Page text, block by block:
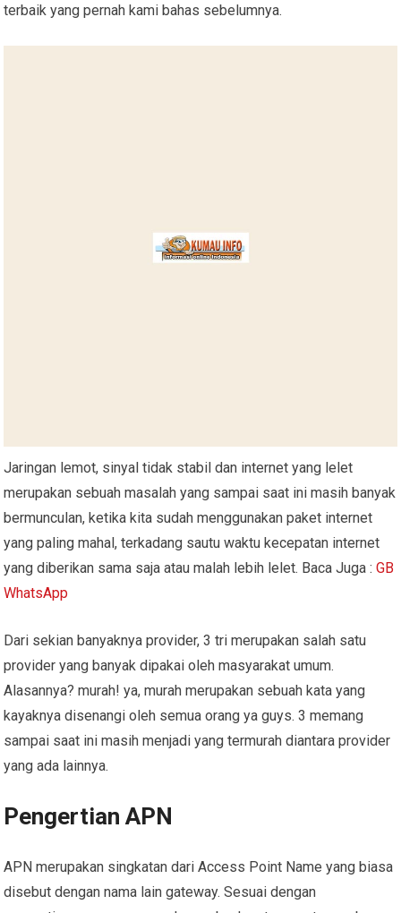
terbaik yang pernah kami bahas sebelumnya.
Jaringan lemot, sinyal tidak stabil dan internet yang lelet
merupakan sebuah masalah yang sampai saat ini masih banyak
bermunculan, ketika kita sudah menggunakan paket internet
yang paling mahal, terkadang sautu waktu kecepatan internet
yang diberikan sama saja atau malah lebih lelet. Baca Juga :GB
WhatsApp
Dari sekian banyaknya provider, 3 tri merupakan salah satu
provider yang banyak dipakai oleh masyarakat umum.
Alasannya? murah! ya, murah merupakan sebuah kata yang
kayaknya disenangi oleh semua orang ya guys. 3 memang
sampai saat ini masih menjadi yang termurah diantara provider
yang ada lainnya.
Pengertian APN
APN merupakan singkatan dari Access Point Name yang biasa
disebut dengan nama lain gateway. Sesuai dengan